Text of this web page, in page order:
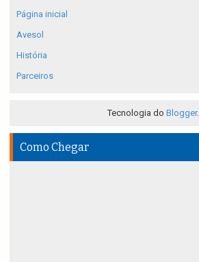
Página inicial
Avesol
História
Parceiros
Tecnologia do Blogger.
Como Chegar